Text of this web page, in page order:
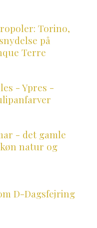
Torino,
på
Terre
- Ypres -
- det gamle
natur og
D-Dagsfejring